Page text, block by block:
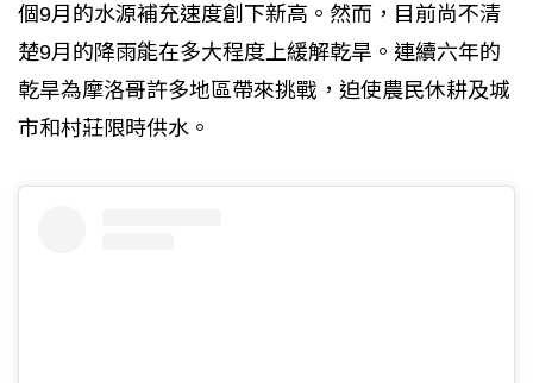
個9月的水源補充速度創下新高。然而，目前尚不清
楚9月的降雨能在多大程度上緩解乾旱。連續六年的
乾旱為摩洛哥許多地區帶來挑戰，迫使農民休耕及城
市和村莊限時供水。